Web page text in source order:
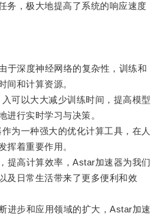
务，极大地提高了系统的响应速度
深度神经网络的复杂性，训练和
间和计算资源。
以大大减少训练时间，提高模型
进行实时学习与决策。
一种强大的优化计算工具，在人
挥着重要作用。
高计算效率，Astar加速器为我们
及日常生活带来了更多便利和效
步和应用领域的扩大，Astar加速